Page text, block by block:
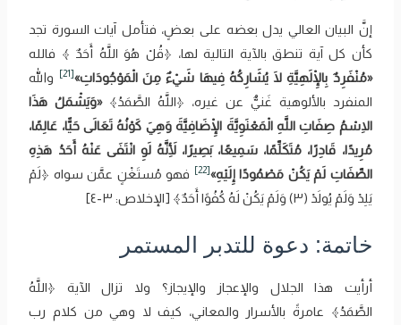
إنَّ البيان العالي يدل بعضه على بعضٍ، فتأمل آيات السورة تجد
كأن كل آية تنطق بالآية التالية لها، ﴿‌قُلْ ‌هُوَ ‌اللَّهُ ‌أَحَدٌ ﴾ فالله
«مُنْفَرِدٌ بِالْإِلَهِيَّةِ لَا يُشَارِكُهُ فِيهَا شَيْءٌ مِنَ الْمَوْجُودَاتِ»[21]
والله
المنفرد بالألوهية غَنيٌّ عن غيره، ﴿اللَّهُ ‌الصَّمَدُ﴾«وَيَشْمَلُ هَذَا
الِاسْمُ صِفَاتِ اللَّهِ الْمَعْنَوِيَّةَ الْإِضَافِيَّةَ وَهِيَ كَوْنُهُ تَعَالَى حَيًّا، عَالِمًا،
مُرِيدًا، قَادِرًا، مُتَكَلِّمًا، سَمِيعًا، بَصِيرًا، لِأَنَّهُ لَوِ انْتَفَى عَنْهُ أَحَدُ هَذِهِ
الصِّفَاتِ لَمْ يَكُنْ مَصْمُودًا إِلَيْهِ»[22]
فهو مُستَغْنٍ عمَّن سواه ﴿‌لَمْ
‌يَلِدْ وَلَمْ يُولَدْ (٣) وَلَمْ يَكُنْ لَهُ كُفُوًا أَحَدٌ﴾ [الإخلاص: ٣-٤]
خاتمة: دعوة للتدبر المستمر
أرأيت هذا الجلال والإعجاز والإيجاز؟ ولا تزال الآية ﴿اللَّهُ
‌الصَّمَدُ﴾ عامرةً بالأسرار والمعاني، كيف لا وهي من كلام رب